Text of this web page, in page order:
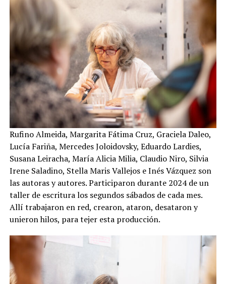
Rufino Almeida, Margarita Fátima Cruz, Graciela Daleo,
Lucía Fariña, Mercedes Joloidovsky, Eduardo Lardies,
Susana Leiracha, María Alicia Milia, Claudio Niro, Silvia
Irene Saladino, Stella Maris Vallejos e Inés Vázquez son
las autoras y autores. Participaron durante 2024 de un
taller de escritura los segundos sábados de cada mes.
Allí trabajaron en red, crearon, ataron, desataron y
unieron hilos, para tejer esta producción.